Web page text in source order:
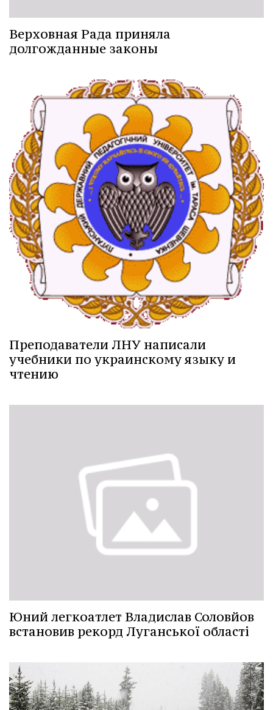
Верховная Рада приняла
долгожданные законы
Преподаватели ЛНУ написали
учебники по украинскому языку и
чтению
Юний легкоатлет Владислав Соловйов
встановив рекорд Луганської області